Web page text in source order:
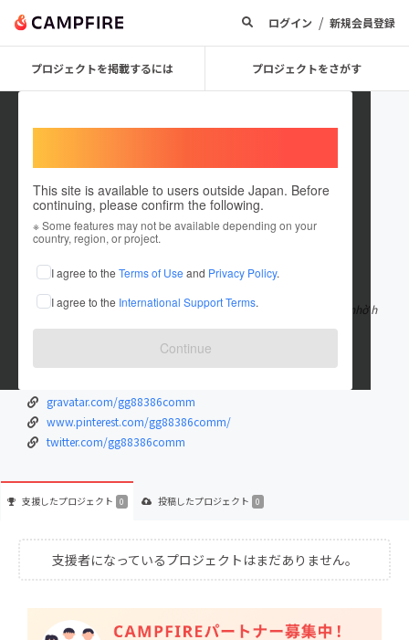
ログイン / 新規会員登録
プロジェクトを掲載するには プロジェクトをさがす
This site is available to users outside Japan. Before
continuing, please confirm the following.
※ Some features may not be available depending on your
country, region, or project.
I agree to the Terms of Use and Privacy Policy.
I agree to the International Support Terms.
Continue
gg88386comm
在住国：日本
出身国：日本
GG88 là nền tảng cá cược trực tuyến được nhiều người biết đến nhờ h
ệ sinh thái trò chơi đ もっと見る
gravatar.com/gg88386comm
www.pinterest.com/gg88386comm/
twitter.com/gg88386comm
支援したプロジェクト 0 投稿したプロジェクト 0
支援者になっているプロジェクトはまだありません。